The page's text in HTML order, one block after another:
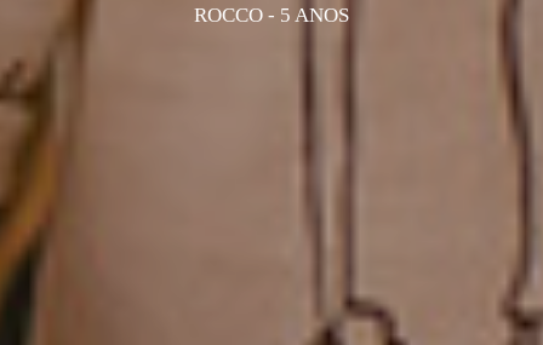
ROCCO - 5 ANOS